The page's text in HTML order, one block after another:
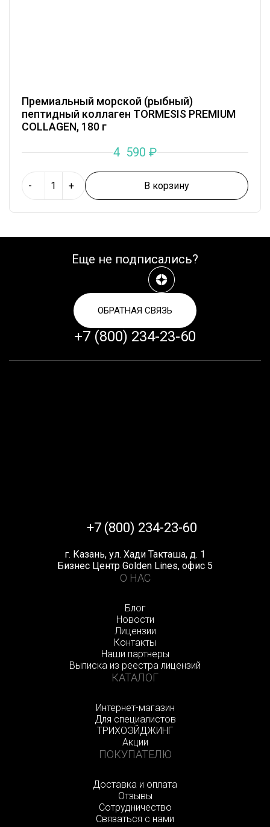
Премиальный морской (рыбный)
пептидный коллаген TORMESIS PREMIUM
COLLAGEN, 180 г
4 590 ₽
- + В корзину
Еще не подписались?
ОБРАТНАЯ СВЯЗЬ
+7 (800) 234-23-60
+7 (800) 234-23-60
г. Казань, ул. Хади Такташа, д. 1
Бизнес Центр Golden Lines, офис 5
О НАС
Блог
Новости
Лицензии
Контакты
Наши партнеры
Выписка из реестра лицензий
КАТАЛОГ
Интернет-магазин
Для специалистов
ТРИХОЭЙДЖИНГ
Акции
ПОКУПАТЕЛЮ
Доставка и оплата
Отзывы
Сотрудничество
Связаться с нами